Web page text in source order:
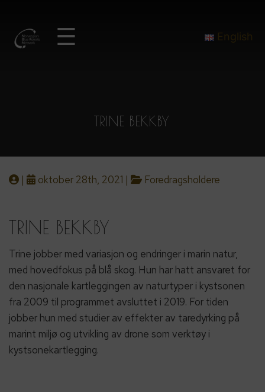
☰ English
TRINE BEKKBY
| oktober 28th, 2021 | Foredragsholdere
TRINE BEKKBY
Trine jobber med variasjon og endringer i marin natur,
med hovedfokus på blå skog. Hun har hatt ansvaret for
den nasjonale kartleggingen av naturtyper i kystsonen
fra 2009 til programmet avsluttet i 2019. For tiden
jobber hun med studier av effekter av taredyrking på
marint miljø og utvikling av drone som verktøy i
kystsonekartlegging.